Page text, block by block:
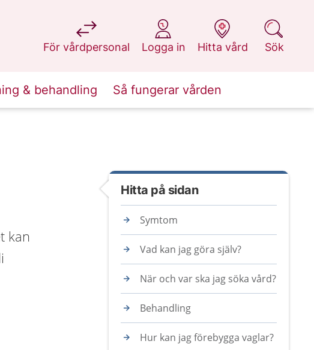
För vårdpersonal
på 1177.se
Logga in
på 1177.se
Hitta vård
på 1177.se
Sök
på 1177.se
& behandling Så fungerar vården
kan
Hitta på sidan
Symtom
Vad kan jag göra själv?
När och var ska jag söka vård?
Behandling
Hur kan jag förebygga vaglar?